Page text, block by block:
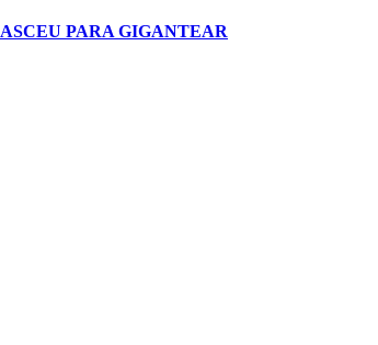
PARA GIGANTEAR